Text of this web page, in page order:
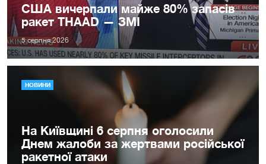
США вичерпали майже 80% запасів
ракет THAAD — ЗМІ
5 серпня 2026
НОВИНИ
На Київщині 6 серпня оголосили
Днем жалоби за жертвами російської
ракетної атаки